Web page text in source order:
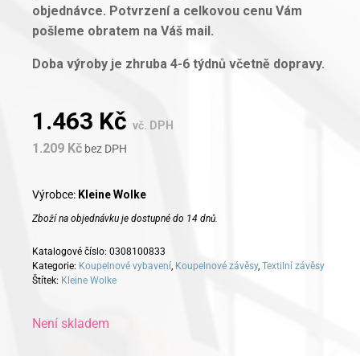
objednávce. Potvrzení a celkovou cenu Vám
pošleme obratem na Váš mail.
Doba výroby je zhruba 4-6 týdnů včetně dopravy.
1.463 Kč vč. DPH
1.209 Kč bez DPH
Výrobce: Kleine Wolke
Zboží na objednávku je dostupné do 14 dnů.
Katalogové číslo: 0308100833
Kategorie: Koupelnové vybavení Koupelnové závěsy, Textilní závěsy
Štítek: Kleine Wolke
Není skladem